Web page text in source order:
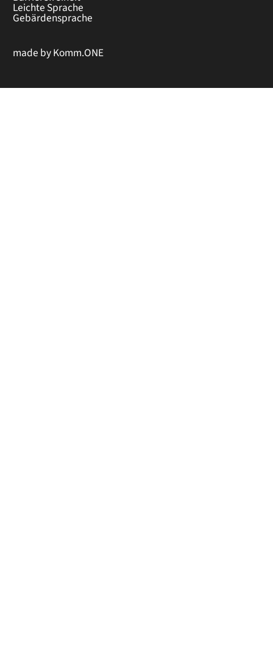
Leichte Sprache
Gebärdensprache
made byKomm.ONE